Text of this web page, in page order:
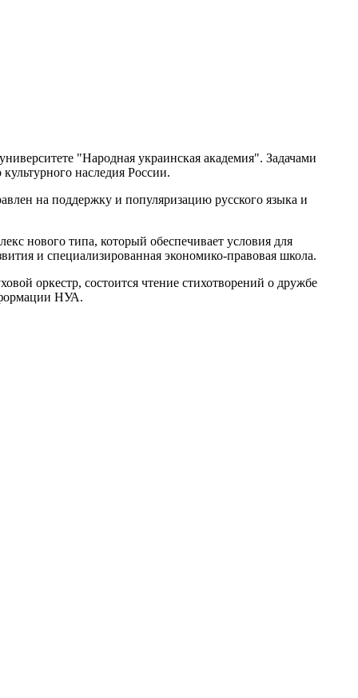
"Народная украинская академия". Задачами
наследия России.
на поддержку и популяризацию русского языка и
нового типа, который обеспечивает условия для
и специализированная экономико-правовая школа.
оркестр, состоится чтение стихотворений о дружбе
НУА.